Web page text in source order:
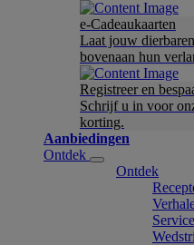
e-Cadeaukaarten
Laat jouw
bovenaan hun
Registreer en
Schrijf u in voor
korting.
Aanbiedingen
Ontdek
Ontdek